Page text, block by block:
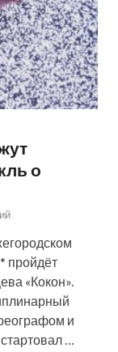
о
пройдёт
«Кокон».
и
…